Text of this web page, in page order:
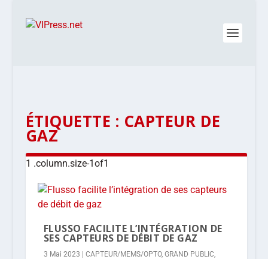
ÉTIQUETTE : CAPTEUR DE
GAZ
FLUSSO FACILITE L’INTÉGRATION DE
SES CAPTEURS DE DÉBIT DE GAZ
3 Mai 2023 CAPTEUR/MEMS/OPTO, GRAND PUBLIC,